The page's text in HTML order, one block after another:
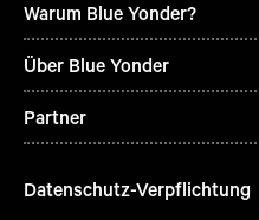
Warum Blue Yonder?
Über Blue Yonder
Partner
Datenschutz-Verpflichtung